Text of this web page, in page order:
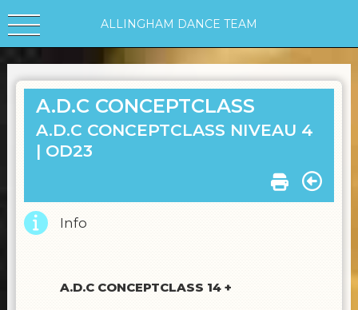
ALLINGHAM DANCE TEAM
A.D.C CONCEPTCLASS
A.D.C CONCEPTCLASS NIVEAU 4
| OD23
Info
A.D.C CONCEPTCLASS 14 +